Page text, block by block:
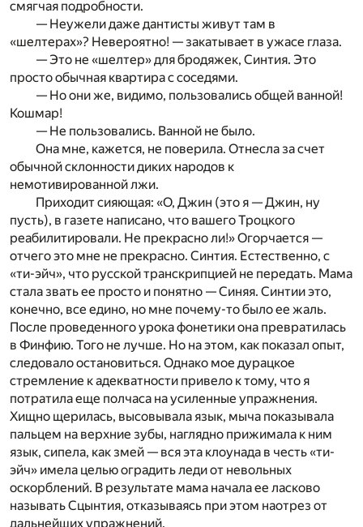
смягчая подробности.
— Неужели даже дантисты живут там в
«шелтерах»? Невероятно! — закатывает в ужасе глаза.
— Это не «шелтер» для бродяжек, Синтия. Это
просто обычная квартира с соседями.
— Но они же, видимо, пользовались общей ванной!
Кошмар!
— Не пользовались. Ванной не было.
Она мне, кажется, не поверила. Отнесла за счет
обычной склонности диких народов к
немотивированной лжи.
Приходит сияющая: «О, Джин (это я — Джин, ну
пусть), в газете написано, что вашего Троцкого
реабилитировали. Не прекрасно ли!» Огорчается —
отчего это мне не прекрасно. Синтия. Естественно, с
«ти-эйч», что русской транскрипцией не передать. Мама
стала звать ее просто и понятно — Синяя. Синтии это,
конечно, все едино, но мне почему-то было ее жаль.
После проведенного урока фонетики она превратилась
в Финфию. Того не лучше. Но на этом, как показал опыт,
следовало остановиться. Однако мое дурацкое
стремление к адекватности привело к тому, что я
потратила еще полчаса на усиленные упражнения.
Хищно щерилась, высовывала язык, мыча показывала
пальцем на верхние зубы, наглядно прижимала к ним
язык, сипела, как змей — вся эта клоунада в честь «ти-
эйч» имела целью оградить леди от невольных
оскорблений. В результате мама начала ее ласково
называть Сцынтия, отказываясь при этом наотрез от
дальнейших упражнений.